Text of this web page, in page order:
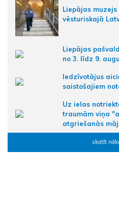
Liepājas
vēsturiskajā
Liepājas
no 3. līdz 9.
Iedzīvotājus
saistošajiem
Uz ielas
traumām viņa
atgriešanās
skatīt